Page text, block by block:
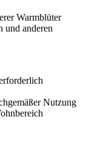
Warmblüter
und anderen
Nutzung